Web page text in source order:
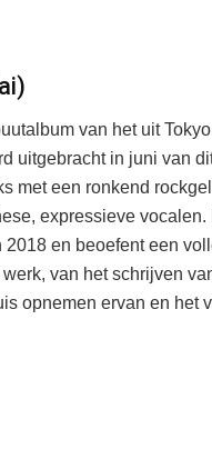
van het uit
uitgebracht in juni van
met een ronkend
expressieve vocalen.
2018 en beoefent een
van het schrijven
opnemen ervan en het